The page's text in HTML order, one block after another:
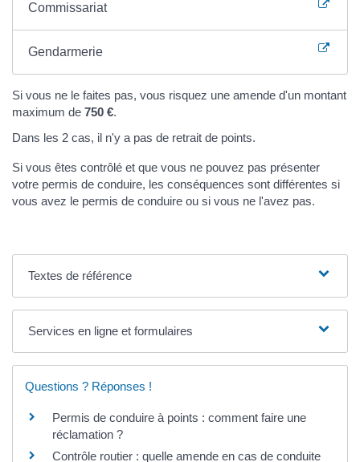
Commissariat
Gendarmerie
Si vous ne le faites pas, vous risquez une amende d'un montant
maximum de 750 €.
Dans les 2 cas, il n'y a pas de retrait de points.
Si vous êtes contrôlé et que vous ne pouvez pas présenter
votre permis de conduire, les conséquences sont différentes si
vous avez le permis de conduire ou si vous ne l'avez pas.
Textes de référence
Services en ligne et formulaires
Questions ? Réponses !
Permis de conduire à points : comment faire une
réclamation ?
Contrôle routier : quelle amende en cas de conduite